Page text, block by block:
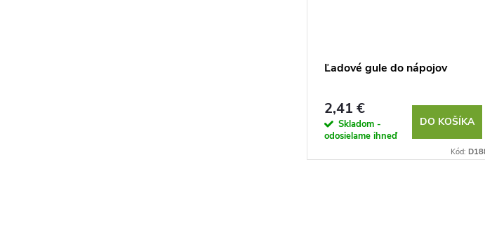
Ľadové gule do nápojov
2,41 €
Skladom -
odosielame ihneď
DO KOŠÍKA
Kód: